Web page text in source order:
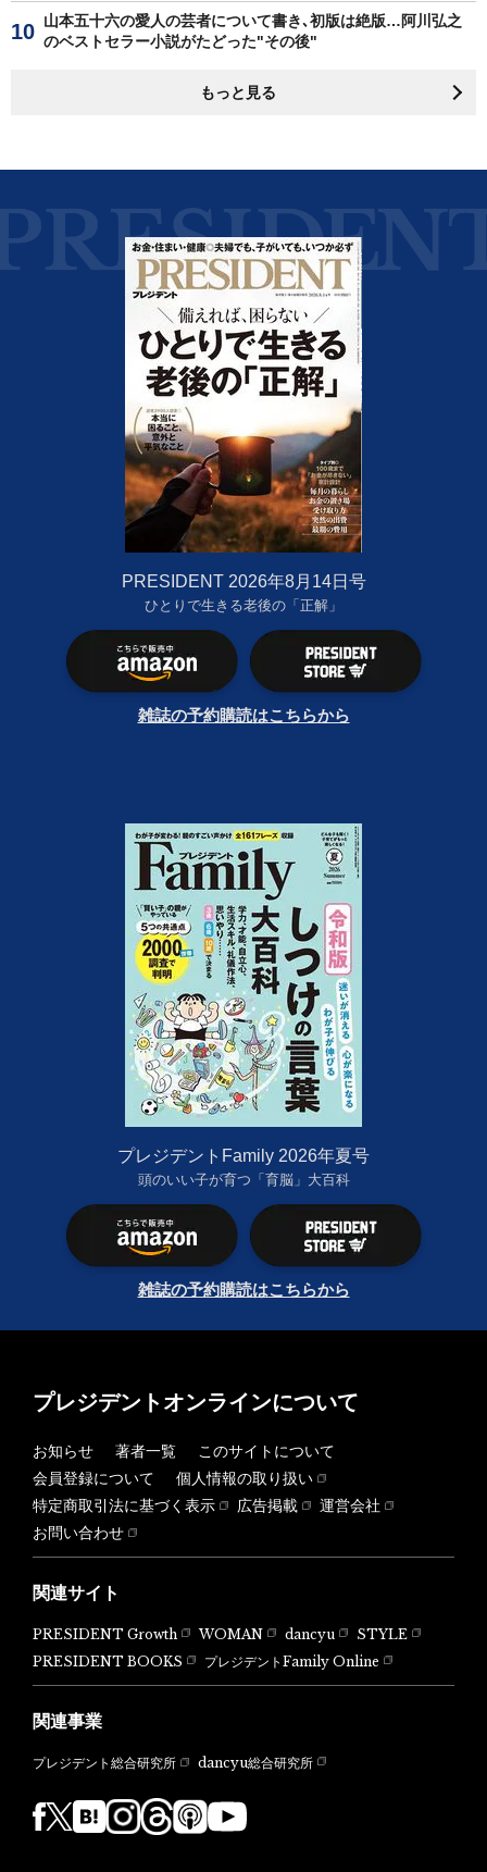
山本五十六の愛人の芸者について書き､初版は絶版…阿川弘之
のベストセラー小説がたどった"その後"
もっと見る
PRESIDENT 2026年8月14日号
ひとりで生きる老後の「正解」
雑誌の予約購読はこちらから
プレジデントFamily 2026年夏号
頭のいい子が育つ「育脳」大百科
雑誌の予約購読はこちらから
プレジデントオンラインについて
お知らせ 著者一覧
このサイトについて
会員登録について
個人情報の取り扱い
特定商取引法に基づく表示
広告掲載
運営会社
お問い合わせ
関連サイト
PRESIDENT Growth WOMAN dancyu
STYLE
PRESIDENT BOOKS
プレジデントFamily Online
関連事業
プレジデント総合研究所 dancyu総合研究所